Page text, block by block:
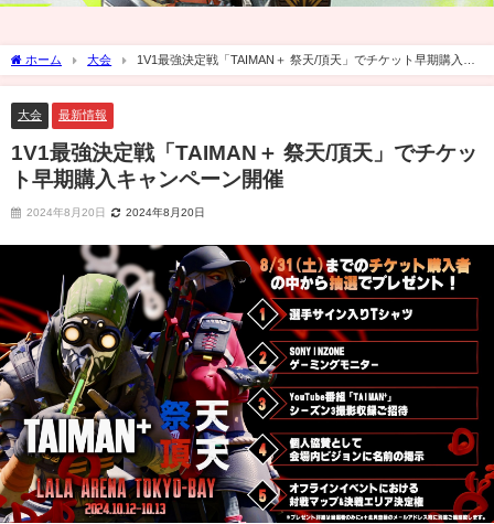
ホーム 大会
1V1最強決定戦「TAIMAN＋ 祭天/頂天」でチケット早期購入キ
ャンペーン開催
大会 最新情報
1V1最強決定戦「TAIMAN＋ 祭天/頂天」でチケッ
ト早期購入キャンペーン開催
2024年8月20日 2024年8月20日